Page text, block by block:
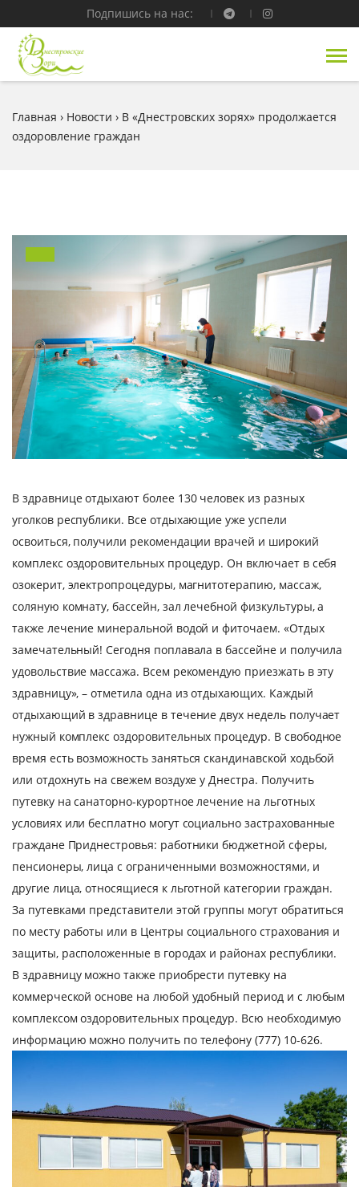
Подпишись на нас:
Главная › Новости › В «Днестровских зорях» продолжается
оздоровление граждан
В здравнице отдыхают более 130 человек из разных
уголков республики. Все отдыхающие уже успели
освоиться, получили рекомендации врачей и широкий
комплекс оздоровительных процедур. Он включает в себя
озокерит, электропроцедуры, магнитотерапию, массаж,
соляную комнату, бассейн, зал лечебной физкультуры, а
также лечение минеральной водой и фиточаем. «Отдых
замечательный! Сегодня поплавала в бассейне и получила
удовольствие массажа. Всем рекомендую приезжать в эту
здравницу», – отметила одна из отдыхающих. Каждый
отдыхающий в здравнице в течение двух недель получает
нужный комплекс оздоровительных процедур. В свободное
время есть возможность заняться скандинавской ходьбой
или отдохнуть на свежем воздухе у Днестра. Получить
путевку на санаторно-курортное лечение на льготных
условиях или бесплатно могут социально застрахованные
граждане Приднестровья: работники бюджетной сферы,
пенсионеры, лица с ограниченными возможностями, и
другие лица, относящиеся к льготной категории граждан.
За путевками представители этой группы могут обратиться
по месту работы или в Центры социального страхования и
защиты, расположенные в городах и районах республики.
В здравницу можно также приобрести путевку на
коммерческой основе на любой удобный период и с любым
комплексом оздоровительных процедур. Всю необходимую
информацию можно получить по телефону (777) 10-626.